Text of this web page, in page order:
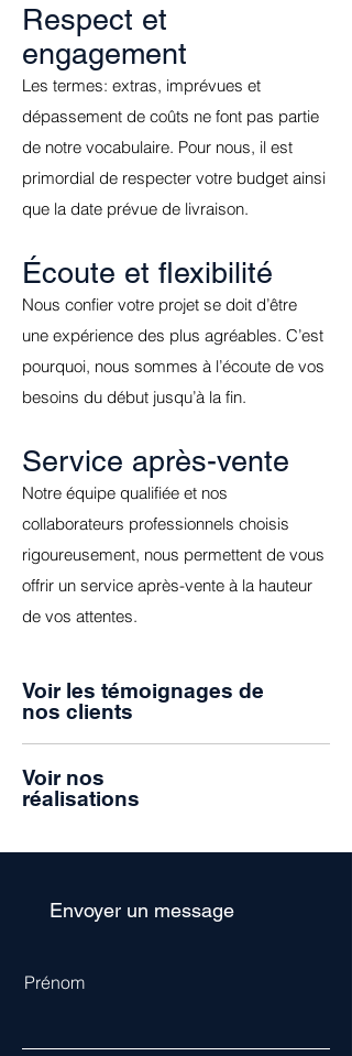
Respect et
engagement
Les termes: extras, imprévues et
dépassement de coûts ne font pas partie
de notre vocabulaire. Pour nous, il est
primordial de respecter votre budget ainsi
que la date prévue de livraison.
Écoute et flexibilité
Nous confier votre projet se doit d’être
une expérience des plus agréables. C’est
pourquoi, nous sommes à l’écoute de vos
besoins du début jusqu’à la fin.
Service après-vente
Notre équipe qualifiée et nos
collaborateurs professionnels choisis
rigoureusement, nous permettent de vous
offrir un service après-vente à la hauteur
de vos attentes.
Voir les témoignages de
nos clients
Voir nos
réalisations
Envoyer un message
Prénom